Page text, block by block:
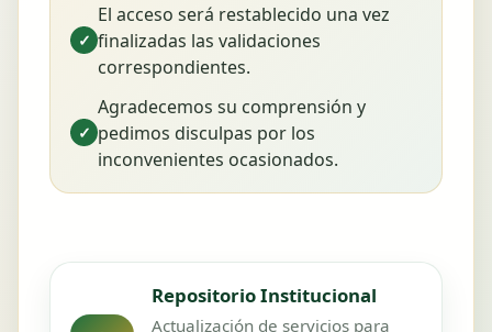
✓
El acceso será restablecido una vez
finalizadas las validaciones
correspondientes.
✓
Agradecemos su comprensión y
pedimos disculpas por los
inconvenientes ocasionados.
Repositorio Institucional
Actualización de servicios para